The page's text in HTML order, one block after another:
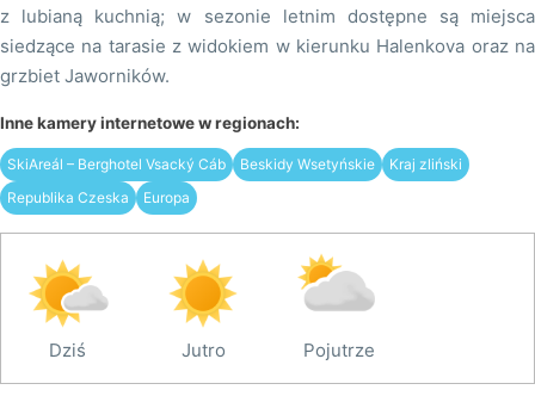
z lubianą kuchnią; w sezonie letnim dostępne są miejsca
siedzące na tarasie z widokiem w kierunku Halenkova oraz na
grzbiet Jaworników.
Inne kamery internetowe w regionach:
SkiAreál – Berghotel Vsacký Cáb Beskidy Wsetyńskie
Kraj zliński
Republika Czeska
Europa
Dziś Jutro Pojutrze